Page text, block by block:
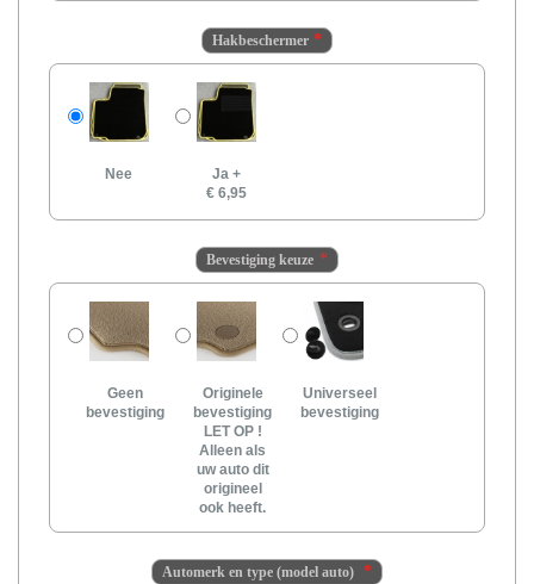
Hakbeschermer
Nee Ja +
€ 6,95
Bevestiging keuze
Geen
bevestiging
Originele
bevestiging
LET OP !
Alleen als
uw auto dit
origineel
ook heeft.
Universeel
bevestiging
Automerk en type (model auto)